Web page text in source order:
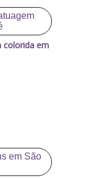
colorida em